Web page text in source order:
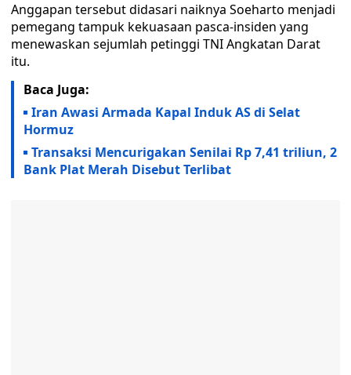
Anggapan tersebut didasari naiknya Soeharto menjadi
pemegang tampuk kekuasaan pasca-insiden yang
menewaskan sejumlah petinggi TNI Angkatan Darat
itu.
Baca Juga:
Iran Awasi Armada Kapal Induk AS di Selat
Hormuz
Transaksi Mencurigakan Senilai Rp 7,41 triliun, 2
Bank Plat Merah Disebut Terlibat